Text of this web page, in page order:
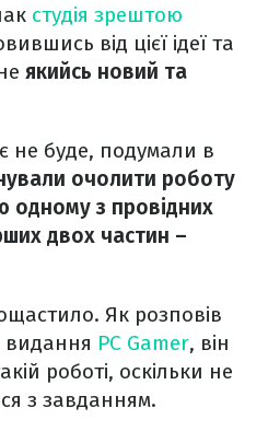
студія зрештою
від цієї ідеї та
якийсь новий та
не буде, подумали в
очолити роботу
одному з провідних
двох частин –
Як розповів
видання PC Gamer, він
роботі, оскільки не
з завданням.